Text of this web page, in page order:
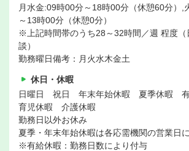
月水金:09時00分～18時00分（休憩60分）,
～13時00分（休憩0分）
※上記時間帯のうち28～32時間／週 程度（
談）
勤務曜日備考：月火水木金土
休日・休暇
日曜日 祝日 年末年始休暇 夏季休暇
育児休暇 介護休暇
勤務日以外お休み
夏季・年末年始休暇は各応需機関の営業日
※有給休暇：勤務日数により付与